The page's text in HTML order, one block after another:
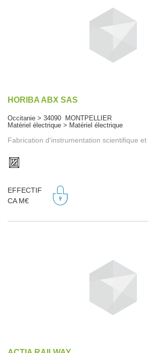
HORIBA ABX SAS
Occitanie > 34090 MONTPELLIER
Matériel électrique > Matériel électrique
Fabrication d'instrumentation scientifique
EFFECTIF
CA M€